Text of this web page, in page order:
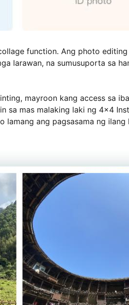
function. Ang photo
larawan, na sumusuporta sa
mayroon kang access sa
mas malaking laki ng 4x4
lamang ang pagsasama ng